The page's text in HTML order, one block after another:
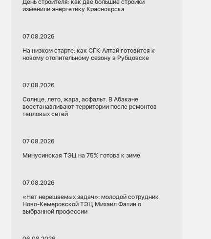
День строителя: как две большие стройки
изменили энергетику Красноярска
07.08.2026
На низком старте: как СГК-Алтай готовится к
новому отопительному сезону в Рубцовске
07.08.2026
Солнце, лето, жара, асфальт. В Абакане
восстанавливают территории после ремонтов
тепловых сетей
07.08.2026
Минусинская ТЭЦ на 75% готова к зиме
07.08.2026
«Нет нерешаемых задач»: молодой сотрудник
Ново-Кемеровской ТЭЦ Михаил Фатин о
выбранной профессии